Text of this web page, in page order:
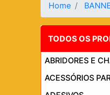
Home
TODOS OS
ABRIDORES E
ACESSÓRIOS